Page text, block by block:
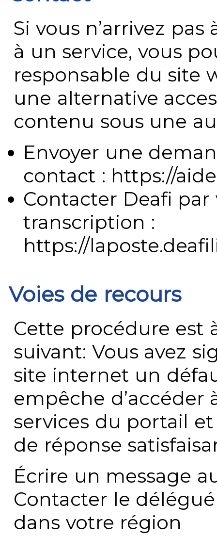
Si vous n’arrivez
à un service, vous
responsable du site
une alternative
contenu sous une
Envoyer une
contact : https://
Contacter Deafi
transcription :
https://
Voies de recours
Cette procédure est
suivant: Vous avez
site internet un
empêche
services du portail
de réponse
Écrire un message
Contacter le
dans votre région